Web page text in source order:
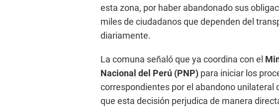
esta zona, por haber abandonado sus
miles de ciudadanos que dependen del
diariamente.
La comuna señaló que ya coordina con el
Nacional del Perú (PNP) para iniciar los
correspondientes por el abandono unilateral
que esta decisión perjudica de manera